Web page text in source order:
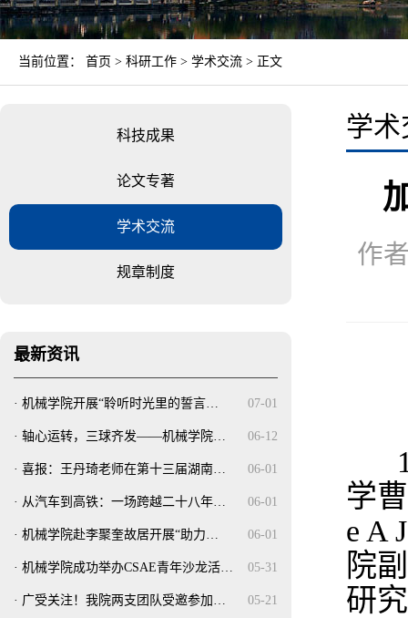
当前位置： 首页 > 科研工作 > 学术交流 > 正文
科技成果
论文专著
学术交流
规章制度
最新资讯
07-01
· 机械学院开展“聆听时光里的誓言…
06-12
· 轴心运转，三球齐发——机械学院…
06-01
· 喜报：王丹琦老师在第十三届湖南…
06-01
· 从汽车到高铁：一场跨越二十八年…
06-01
· 机械学院赴李聚奎故居开展“助力…
05-31
· 机械学院成功举办CSAE青年沙龙活…
05-21
· 广受关注！我院两支团队受邀参加…
学术
作
学
e A
院
研